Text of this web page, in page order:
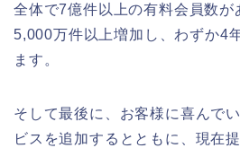
全体で7億件以上の有料会員数が
5,000万件以上増加し、わずか4
ます。
そして最後に、お客様に喜んで
ビスを追加するとともに、現在